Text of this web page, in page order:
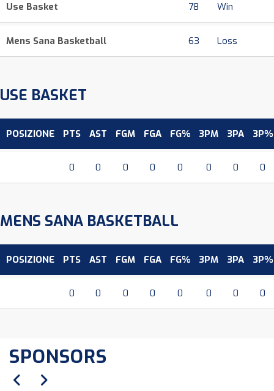
Use Basket 78 Win
Mens Sana Basketball 63 Loss
USE BASKET
POSIZIONE PTS AST FGM FGA FG% 3PM 3PA 3P%
0 0 0 0 0 0 0 0
MENS SANA BASKETBALL
POSIZIONE PTS AST FGM FGA FG% 3PM 3PA 3P%
0 0 0 0 0 0 0 0
SPONSORS